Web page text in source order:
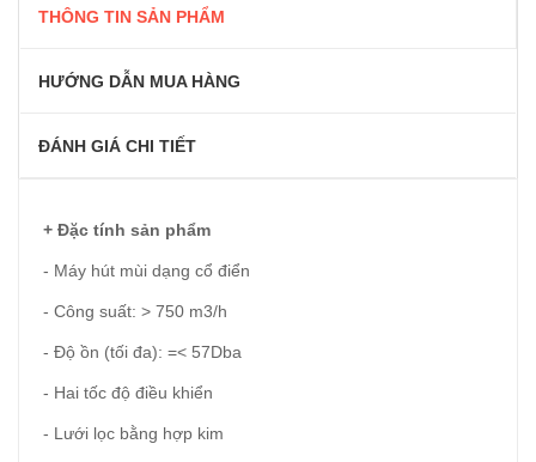
THÔNG TIN SẢN PHẨM
HƯỚNG DẪN MUA HÀNG
ĐÁNH GIÁ CHI TIẾT
+ Đặc tính sản phẩm
- Máy hút mùi dạng cổ điển
- Công suất: > 750 m3/h
- Độ ồn (tối đa): =< 57Dba
- Hai tốc độ điều khiển
- Lưới lọc bằng hợp kim